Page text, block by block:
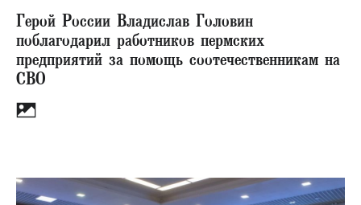
Герой России Владислав Головин
поблагодарил работников пермских
предприятий за помощь соотечественникам на
СВО